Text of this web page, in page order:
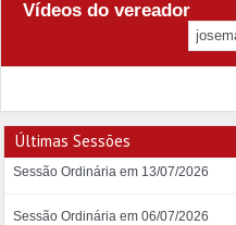
Vídeos do vereador
Últimas Sessões
Sessão Ordinária em 13/07/2026
Sessão Ordinária em 06/07/2026